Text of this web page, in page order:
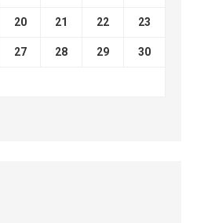
20 21 22 23
27 28 29 30